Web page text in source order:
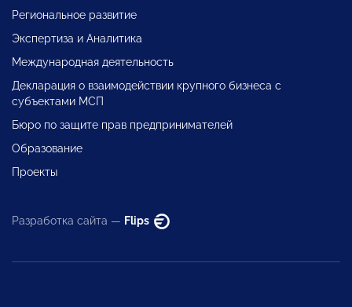
Региональное развитие
Экспертиза и Аналитика
Международная деятельность
Декларация о взаимодействии крупного бизнеса с
субъектами МСП
Бюро по защите прав предпринимателей
Образование
Проекты
Разработка сайта — Flips